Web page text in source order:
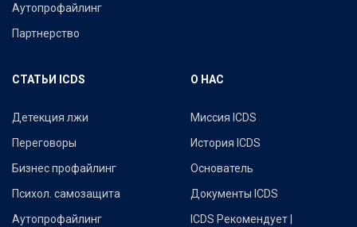
Аутопрофайлинг
Партнерство
СТАТЬИ ICDS
Детекция лжи
Переговоры
Бизнес профайлинг
Психол. самозащита
Аутопрофайлинг
О НАС
Миссия ICDS
История ICDS
Основатель
Документы ICDS
ICDS Рекомендует |